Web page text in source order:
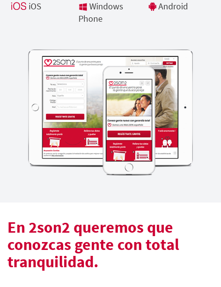
iOS
Windows
Phone
Android
En 2son2 queremos que
conozcas gente con total
tranquilidad.